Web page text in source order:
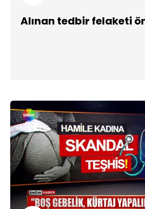
Alınan tedbir felaketi